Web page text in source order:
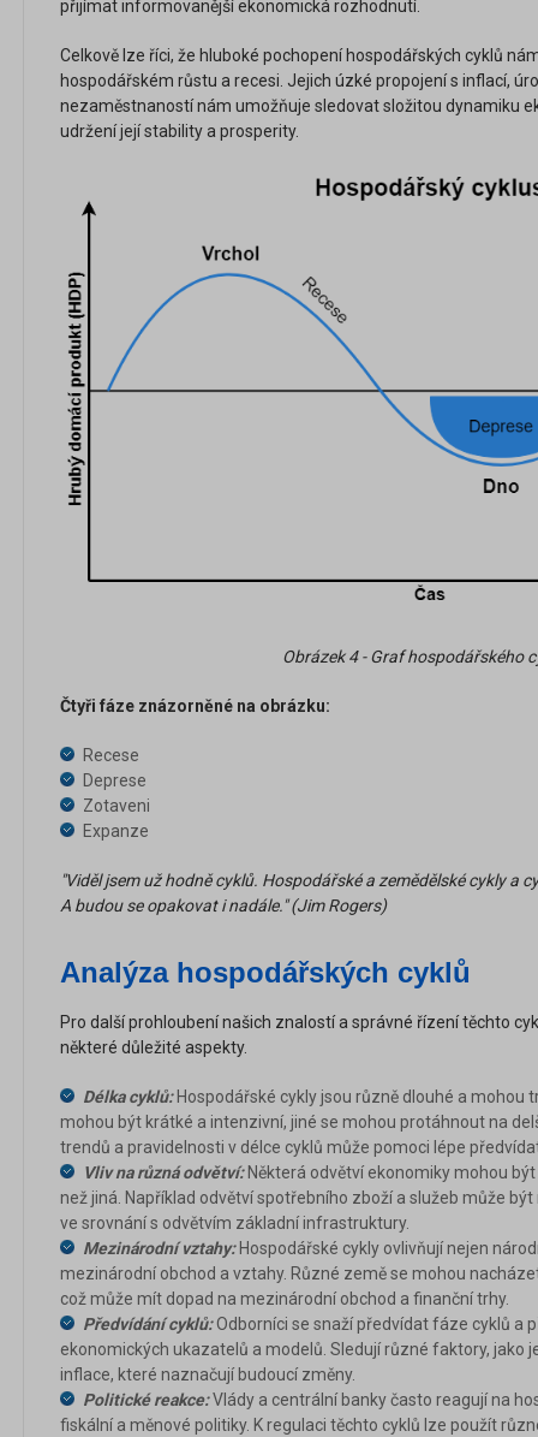
přijímat informovanější ekonomická rozhodnutí.
Celkově lze říci, že hluboké pochopení hospodářských cyklů
hospodářském růstu a recesi. Jejich úzké propojení s inflací,
nezaměstnaností nám umožňuje sledovat složitou dynamiku
udržení její stability a prosperity.
Obrázek 4 - Graf hospodářského
Čtyři fáze znázorněné na obrázku:
Recese
Deprese
Zotaveni
Expanze
"Viděl jsem už hodně cyklů. Hospodářské a zemědělské cykly a
A budou se opakovat i nadále." (Jim Rogers)
Analýza hospodářských cyklů
Pro další prohloubení našich znalostí a správné řízení těchto
některé důležité aspekty.
Délka cyklů:Hospodářské cykly jsou různě dlouhé a mohou
mohou být krátké a intenzivní, jiné se mohou protáhnout na
trendů a pravidelnosti v délce cyklů může pomoci lépe
Vliv na různá odvětví: Některá odvětví ekonomiky mohou
než jiná. Například odvětví spotřebního zboží a služeb může
ve srovnání s odvětvím základní infrastruktury.
Mezinárodní vztahy:Hospodářské cykly ovlivňují nejen
mezinárodní obchod a vztahy. Různé země se mohou
což může mít dopad na mezinárodní obchod a finanční trhy.
Předvídání cyklů:Odborníci se snaží předvídat fáze cyklů a
ekonomických ukazatelů a modelů. Sledují různé faktory, jako
inflace, které naznačují budoucí změny.
Politické reakce:Vlády a centrální banky často reagují na
fiskální a měnové politiky. K regulaci těchto cyklů lze použít